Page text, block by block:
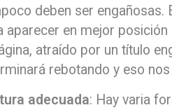
deben ser
aparecer en mejor
atraído por un título
rebotando y eso
adecuada: Hay varia